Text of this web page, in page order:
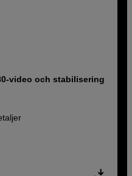
video och stabilisering